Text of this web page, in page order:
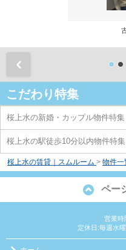
こだわり特集
桜上水の新婚・カップル物件特集
桜上水の駅徒歩10分以内物件特集
桜上水の賃貸｜スムルーム > 物件一
ペー
営業時
定休日:毎週水